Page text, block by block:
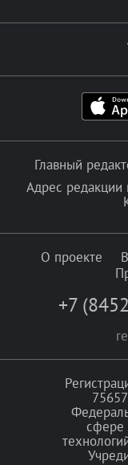
Главный
Адрес редакции
О проекте
+7
сфере